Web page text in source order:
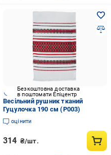
Безкоштовна доставка
в поштомати Епіцентр
Весільний рушник тканий
Гуцулочка 190 см (Р003)
оцінити
314 ₴/шт.